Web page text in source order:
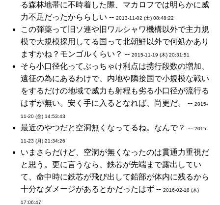
る森林地帯に不時着した際、マカロフでは明らかに威
力不足だったかららしい -- 2013-11-02 (土) 08:48:22
この弾薬って旧ソ連や旧ワルシャワ機構以外で主力規
模で大規模採用してる国って北朝鮮以外で何処かあり
ますかね？モンゴルくらい？ -- 2015-11-19 (木) 20:31:51
そら小口径化ってぶっちゃけ利点は携行段数の増加、
遠征の為にあるわけで、内地や隣接国で小規模な戦い
をするだけの地域で威力も射程も劣る小口径が流行る
はずが無い。安く手に入るとなれば、尚更だ。 -- 2015-
11-20 (金) 14:53:43
最近のやつだと空洞無くなってるね。なんで？ -- 2015-
11-23 (月) 21:34:26
いまさらだけど、空洞が無くなったのは貫通力重視だ
と思う。更に言うなら、鉄芯が先端まで露出してい
て、命中時に鉄芯が飛び出して鉛部が体内に残るから
十分なダメージがあるとかだったはず -- 2016-02-18 (木)
17:06:47